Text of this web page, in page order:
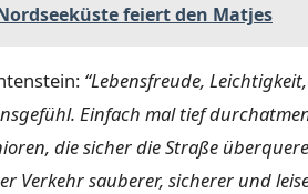
feiert den Matjes
“Lebensfreude,
Einfach mal tief
die sicher die Straße
Verkehr sauberer, sicherer und